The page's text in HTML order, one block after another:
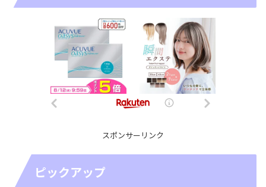
スポンサーリンク
ピックアップ